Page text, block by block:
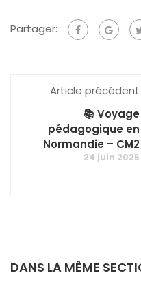
Partager:
Article précédent
📚 Voyage
pédagogique en
Normandie – CM2
24 juin 2025
DANS LA MÊME